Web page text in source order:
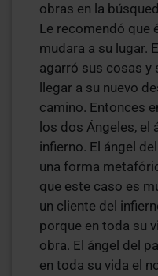
obras en la
Le recomendó que
mudara a su lugar.
agarró sus cosas y
llegar a su nuevo
camino. Entonces
los dos Ángeles, el
infierno. El ángel
una forma
que este caso es
un cliente del
porque en toda su
obra. El ángel del
en toda su vida el